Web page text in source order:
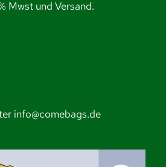
Mwst und Versand.
info@comebags.de